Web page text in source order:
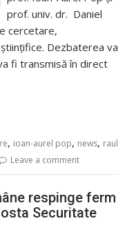
prof. univ. dr. Daniel
cercetare,
Dezbaterea va
fi transmisă în direct
, ioan-aurel pop, news, raul
Leave a comment
respinge ferm
Securitate